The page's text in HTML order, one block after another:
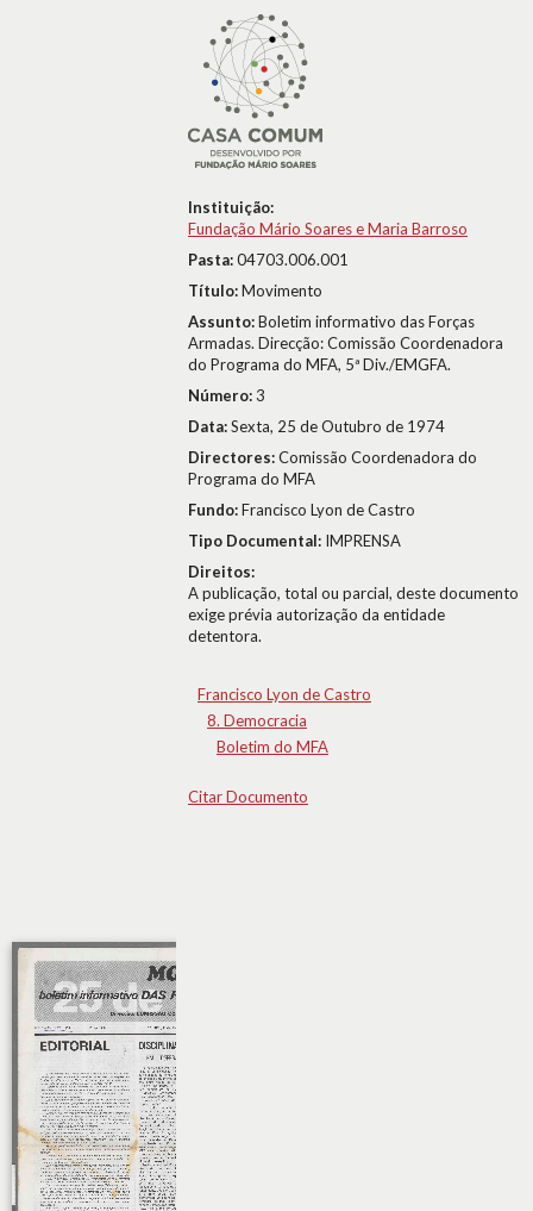
Instituição:
Fundação Mário Soares e Maria Barroso
Pasta:04703.006.001
Título:Movimento
Assunto:Boletim informativo das Forças
Armadas. Direcção: Comissão Coordenadora
do Programa do MFA, 5ª Div./EMGFA.
Número:3
Data:Sexta, 25 de Outubro de 1974
Directores:Comissão Coordenadora do
Programa do MFA
Fundo:Francisco Lyon de Castro
Tipo Documental: IMPRENSA
Direitos:
A publicação, total ou parcial, deste documento
exige prévia autorização da entidade
detentora.
Francisco Lyon de Castro
8. Democracia
Boletim do MFA
Citar Documento